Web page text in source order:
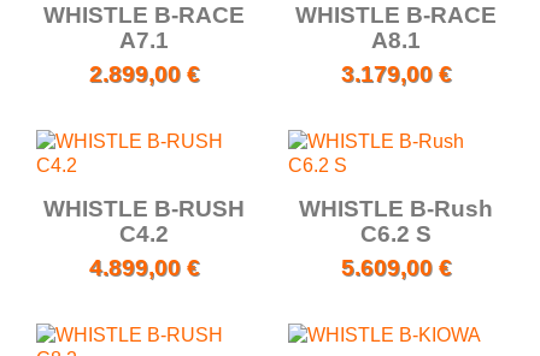
WHISTLE B-RACE
A7.1
2.899,00 €
WHISTLE B-RACE
A8.1
3.179,00 €
WHISTLE B-RUSH
C4.2
4.899,00 €
WHISTLE B-Rush
C6.2 S
5.609,00 €